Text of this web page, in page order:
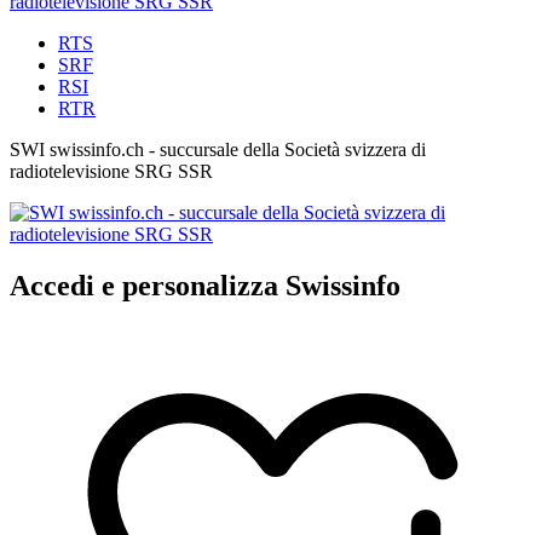
RTS
SRF
RSI
RTR
SWI swissinfo.ch - succursale della Società svizzera di
radiotelevisione SRG SSR
Accedi e personalizza Swissinfo